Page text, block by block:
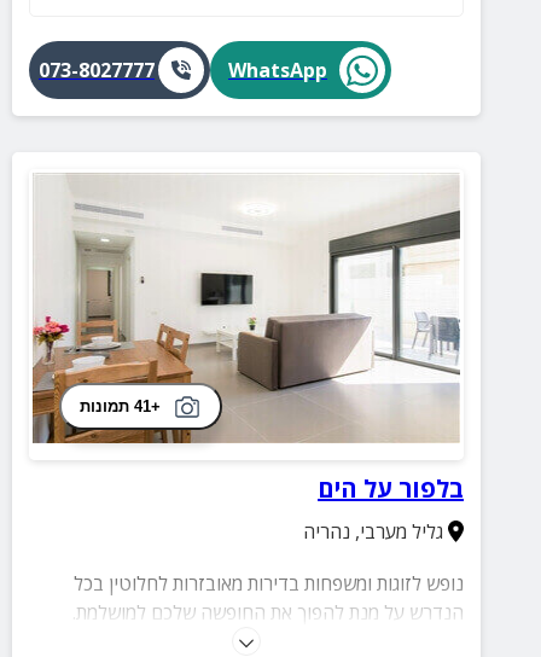
WhatsApp
073-8027777
+41 תמונות
בלפור על הים
גליל מערבי, נהריה
נופש לזוגות ומשפחות בדירות מאובזרות לחלוטין בכל
הנדרש על מנת להפוך את החופשה שלכם למושלמת.
הדירות נמצאות לצד חוף הים וקרובות אל שפע פעילויות,